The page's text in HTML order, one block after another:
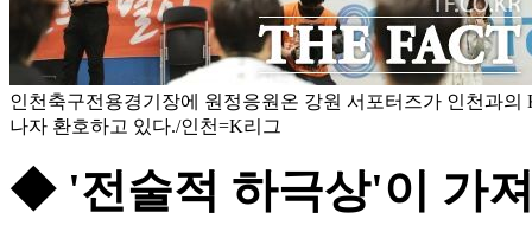
인천축구전용경기장에 원정응원온 강원 서포터즈가 인천과의
나자 환호하고 있다./인천=K리그
◆ '전술적 하극상'이 가